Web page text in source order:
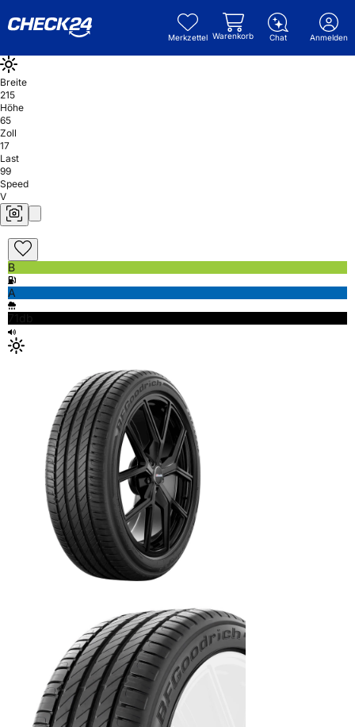
Merkzettel Warenkorb Chat Anmelden
Breite
215
Höhe
65
Zoll
17
Last
99
Speed
V
B
A
71db